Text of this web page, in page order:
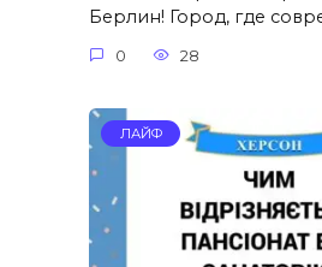
Берлин! Город, где
0 28
ЛАЙФ